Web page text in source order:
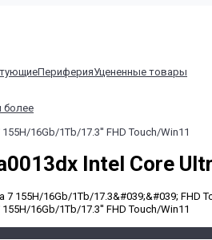
ПериферияУцененные товары
более
16Gb/1Tb/17.3'' FHD Touch/Win11
Intel Core
16Gb/1Tb/17.3'' FHD Touch/Win11